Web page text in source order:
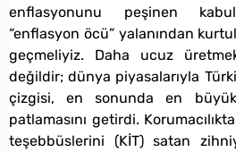
enflasyonunu peşinen
“enflasyon öcü” yalanından
geçmeliyiz. Daha ucuz
değildir; dünya piyasalarıyla
çizgisi, en sonunda en büyük
patlamasını getirdi.
teşebbüslerini (KİT) satan